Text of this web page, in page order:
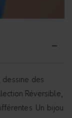
dessine des
Réversible,
Un bijou